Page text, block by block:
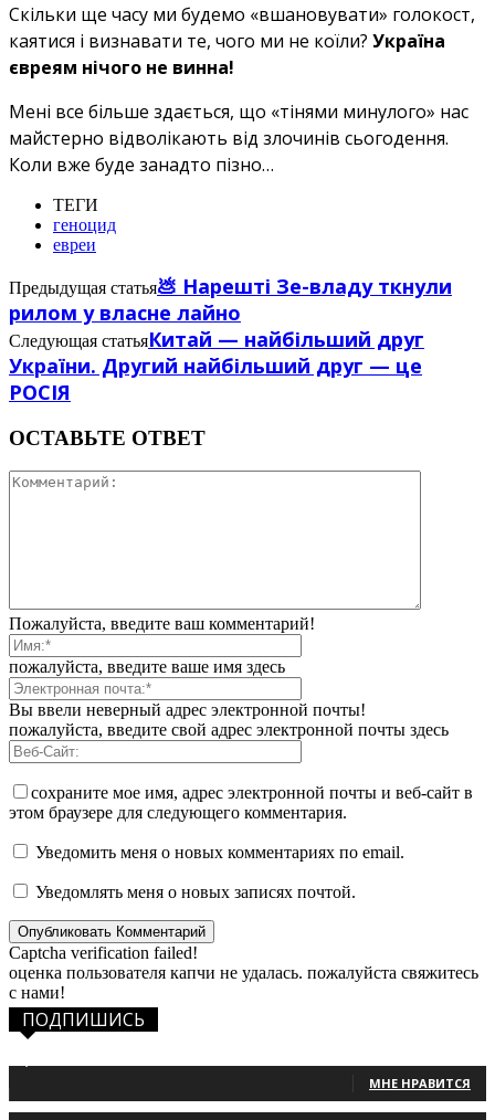
Скільки ще часу ми будемо «вшановувати» голокост,
каятися і визнавати те, чого ми не коїли? Україна
євреям нічого не винна!
Мені все більше здається, що «тінями минулого» нас
майстерно відволікають від злочинів сьогодення.
Коли вже буде занадто пізно…
ТЕГИ
геноцид
евреи
Предыдущая статья💩 Нарешті Зе-владу ткнули
рилом у власне лайно
Следующая статьяКитай — найбільший друг
України. Другий найбільший друг — це
РОСІЯ
ОСТАВЬТЕ ОТВЕТ
Пожалуйста, введите ваш комментарий!
пожалуйста, введите ваше имя здесь
Вы ввели неверный адрес электронной почты!
пожалуйста, введите свой адрес электронной почты здесь
сохраните мое имя, адрес электронной почты и веб-сайт в
этом браузере для следующего комментария.
Уведомить меня о новых комментариях по email.
Уведомлять меня о новых записях почтой.
Captcha verification failed!
оценка пользователя капчи не удалась. пожалуйста свяжитесь
с нами!
ПОДПИШИСЬ
МНЕ НРАВИТСЯ